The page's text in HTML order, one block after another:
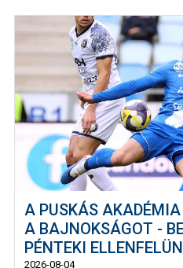
A PUSKÁS
A BAJNOKSÁGOT -
PÉNTEKI
2026-08-04